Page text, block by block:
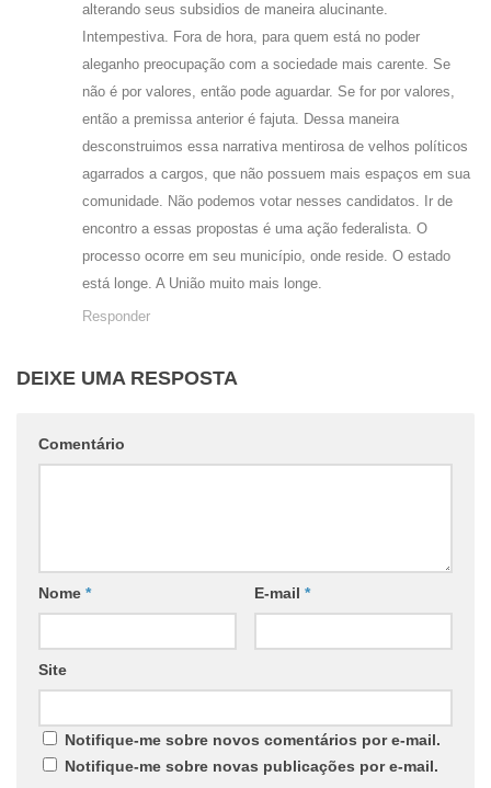
alterando seus subsidios de maneira alucinante.
Intempestiva. Fora de hora, para quem está no poder
aleganho preocupação com a sociedade mais carente. Se
não é por valores, então pode aguardar. Se for por valores,
então a premissa anterior é fajuta. Dessa maneira
desconstruimos essa narrativa mentirosa de velhos políticos
agarrados a cargos, que não possuem mais espaços em sua
comunidade. Não podemos votar nesses candidatos. Ir de
encontro a essas propostas é uma ação federalista. O
processo ocorre em seu município, onde reside. O estado
está longe. A União muito mais longe.
Responder
DEIXE UMA RESPOSTA
Comentário
Nome * E-mail *
Site
Notifique-me sobre novos comentários por e-mail.
Notifique-me sobre novas publicações por e-mail.